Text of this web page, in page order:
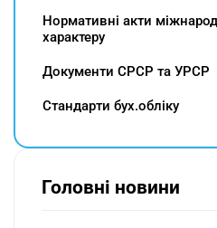
Нормативні акти
характеру
Документи СРСР та УРСР
Cтандарти бух.обліку
Головні новини